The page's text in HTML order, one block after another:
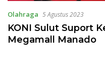
Olahraga 5 Agustus 2023
KONI Sulut Suport
Megamall Manado